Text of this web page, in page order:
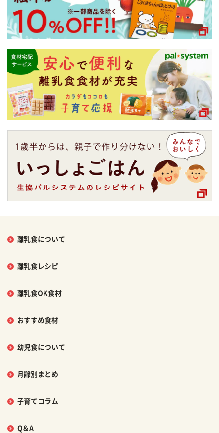
離乳食について
離乳食レシピ
離乳食OK食材
おすすめ食材
幼児食について
月齢別まとめ
子育てコラム
Q＆A